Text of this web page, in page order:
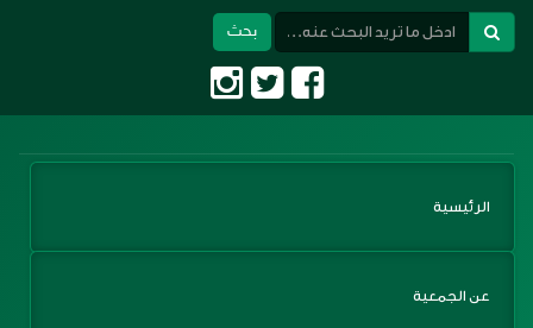
بحث
الرئيسية
عن الجمعية